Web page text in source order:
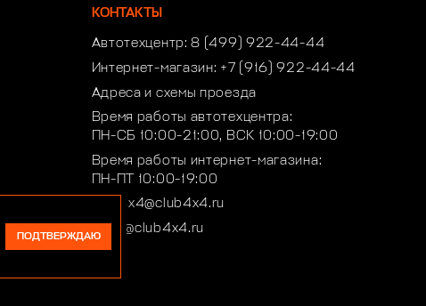
КОНТАКТЫ
Автотехцентр:8 (499) 922-44-44
Интернет-магазин: +7 (916) 922-44-44
Адреса и схемы проезда
Время работы автотехцентра:
ПН-СБ 10:00-21:00, ВСК 10:00-19:00
Время работы интернет-магазина:
ПН-ПТ 10:00-19:00
club4x4@club4x4.ru
shop@club4x4.ru
ПОДТВЕРЖДАЮ